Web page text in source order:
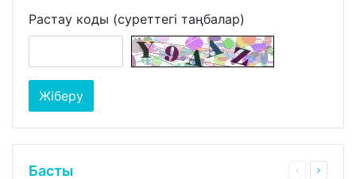
Растау коды (суреттегі таңбалар)
Басты